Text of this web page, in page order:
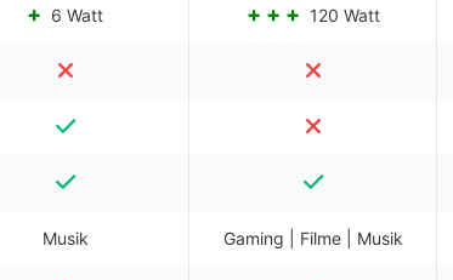
6 Watt 120 Watt
Musik Gaming | Filme | Musik